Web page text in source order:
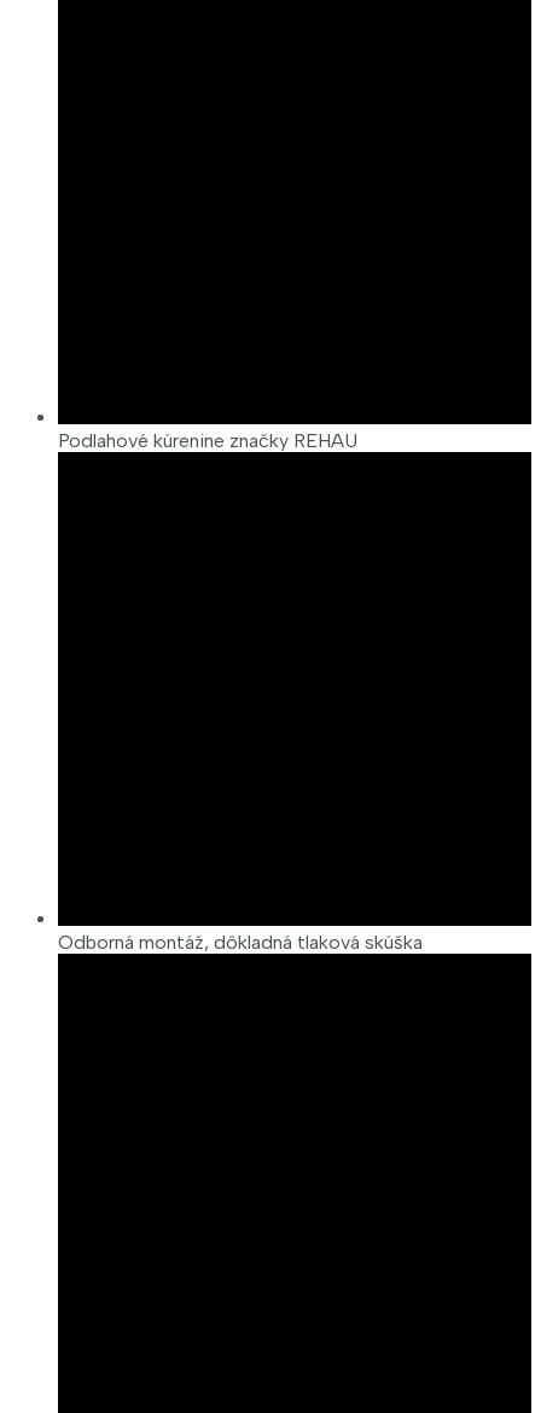
Podlahové kúrenine značky REHAU
Odborná montáž, dôkladná tlaková skúška